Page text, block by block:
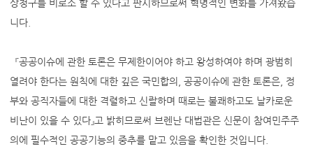
상청구를 비로소 할 수 있다고 판시하므로써 혁명적인 변화를 가져왔습
니다.
『공공이슈에 관한 토론은 무제한이어야 하고 왕성하여야 하며 광범히
열려야 한다는 원칙에 대한 깊은 국민합의, 공공이슈에 관한 토론은, 정
부와 공직자들에 대한 격렬하고 신랄하며 때로는 불쾌하고도 날카로운
비난이 있을 수 있다』고 밝히므로써 브렌난 대법관은 신문이 참여민주주
의에 필수적인 공공기능의 중추를 맡고 있음을 확인한 것입니다.